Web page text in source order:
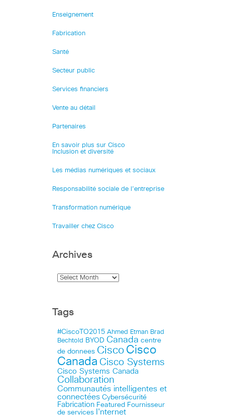
Enseignement
Fabrication
Santé
Secteur public
Services financiers
Vente au détail
Partenaires
En savoir plus sur Cisco
Inclusion et diversité
Les médias numériques et sociaux
Responsabilité sociale de l’entreprise
Transformation numérique
Travailler chez Cisco
Archives
Tags
#CiscoTO2015 Ahmed Etman Brad
Bechtold
BYOD Canada centre
de donnees Cisco Cisco
Canada Cisco Systems
Cisco Systems Canada
Collaboration
Communautés intelligentes et
connectées Cybersécurité
Fabrication Featured Fournisseur
de services
I'nternet